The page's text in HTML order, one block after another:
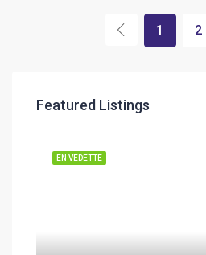
1 2
Featured Listings
EN VEDETTE